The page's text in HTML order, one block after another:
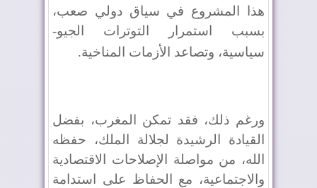
هذا المشروع في سياق دولي صعب،
بسبب استمرار التوترات الجيو-
سياسية، وتصاعد الأزمات المناخية.
ورغم ذلك، فقد تمكن المغرب، بفضل
القيادة الرشيدة لجلالة الملك، حفظه
الله، من مواصلة الإصلاحات الاقتصادية
والاجتماعية، مع الحفاظ على استدامة